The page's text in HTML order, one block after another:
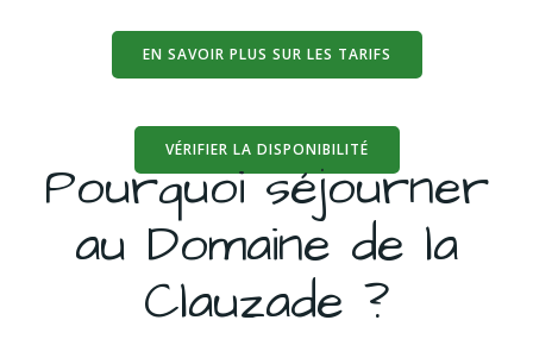
EN SAVOIR PLUS SUR LES TARIFS
VÉRIFIER LA DISPONIBILITÉ
Pourquoi séjourner
au Domaine de la
Clauzade ?